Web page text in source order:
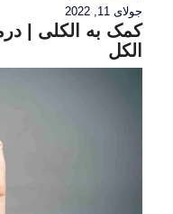
جولای 11, 2022
کمک به الکلی |
الکل